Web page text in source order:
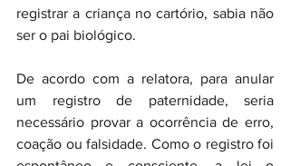
registrar a criança no cartório, sabia não
ser o pai biológico.
De acordo com a relatora, para anular
um registro de paternidade, seria
necessário provar a ocorrência de erro,
coação ou falsidade. Como o registro foi